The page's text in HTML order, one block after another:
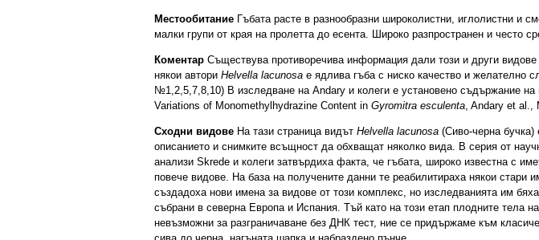
Местообитание Гъбата расте в разнообразни широколистни, иглолистни и
малки групи от края на пролетта до есента. Широко разпространен и често
Коментар Съществува противоречива информация дали този и други видове
някои автори Helvella lacunosa е ядлива гъба с ниско качество и желателно
№1,2,5,7,8,10) В изследване на Andary и колеги е установено съдържание на
Variations of Monomethylhydrazine Content in Gyromitra esculenta, Andary et al.,
Сходни видове На тази страница видът Helvella lacunosa (Сиво-черна
описанието и снимките всъщност да обхващат няколко вида. В серия от
анализи Skrede и колеги затвърдиха факта, че гъбата, широко известна с
повече видове. На база на получените данни те реабилитираха някои стари
създадоха нови имена за видове от този комплекс, но изследванията им
събрани в северна Европа и Испания. Тъй като на този етап плодните тела
невъзможни за разграничаване без ДНК тест, ние се придържаме към